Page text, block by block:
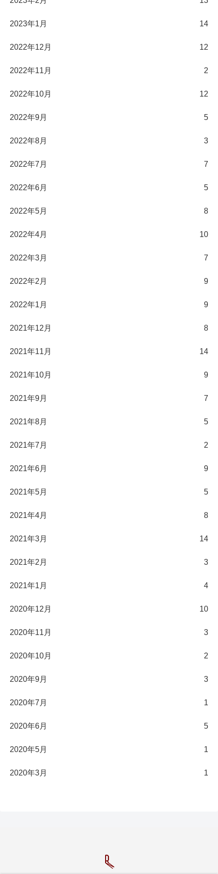
2023年1月 14
2022年12月 12
2022年11月 2
2022年10月 12
2022年9月 5
2022年8月 3
2022年7月 7
2022年6月 5
2022年5月 8
2022年4月 10
2022年3月 7
2022年2月 9
2022年1月 9
2021年12月 8
2021年11月 14
2021年10月 9
2021年9月 7
2021年8月 5
2021年7月 2
2021年6月 9
2021年5月 5
2021年4月 8
2021年3月 14
2021年2月 3
2021年1月 4
2020年12月 10
2020年11月 3
2020年10月 2
2020年9月 3
2020年7月 1
2020年6月 5
2020年5月 1
2020年3月 1